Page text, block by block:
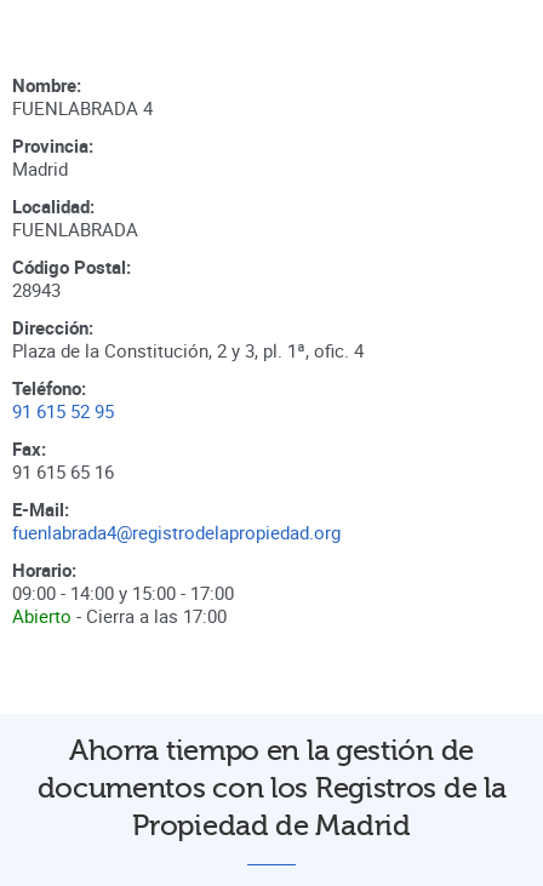
Nombre:
FUENLABRADA 4
Provincia:
Madrid
Localidad:
FUENLABRADA
Código Postal:
28943
Dirección:
Plaza de la Constitución, 2 y 3, pl. 1ª, ofic. 4
Teléfono:
91 615 52 95
Fax:
91 615 65 16
E-Mail:
fuenlabrada4@registrodelapropiedad.org
Horario:
09:00 - 14:00 y 15:00 - 17:00
Abierto - Cierra a las 17:00
Ahorra tiempo en la gestión de
documentos con los Registros de la
Propiedad de Madrid